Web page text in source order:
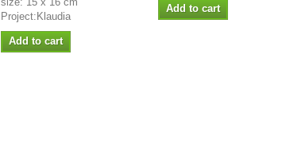
Project:Klaudia
Add to cart
Add to cart